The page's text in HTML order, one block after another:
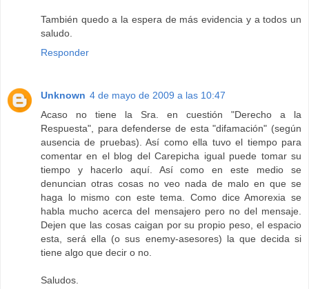
También quedo a la espera de más evidencia y a todos un
saludo.
Responder
Unknown 4 de mayo de 2009 a las 10:47
Acaso no tiene la Sra. en cuestión "Derecho a la
Respuesta", para defenderse de esta "difamación" (según
ausencia de pruebas). Así como ella tuvo el tiempo para
comentar en el blog del Carepicha igual puede tomar su
tiempo y hacerlo aquí. Así como en este medio se
denuncian otras cosas no veo nada de malo en que se
haga lo mismo con este tema. Como dice Amorexia se
habla mucho acerca del mensajero pero no del mensaje.
Dejen que las cosas caigan por su propio peso, el espacio
esta, será ella (o sus enemy-asesores) la que decida si
tiene algo que decir o no.
Saludos.